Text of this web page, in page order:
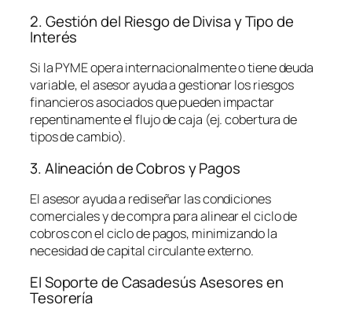
2. Gestión del Riesgo de Divisa y Tipo de
Interés
Si la PYME opera internacionalmente o tiene deuda
variable, el asesor ayuda a gestionar los riesgos
financieros asociados que pueden impactar
repentinamente el flujo de caja (ej. cobertura de
tipos de cambio).
3. Alineación de Cobros y Pagos
El asesor ayuda a rediseñar las condiciones
comerciales y de compra para alinear el ciclo de
cobros con el ciclo de pagos, minimizando la
necesidad de capital circulante externo.
El Soporte de Casadesús Asesores en
Tesorería